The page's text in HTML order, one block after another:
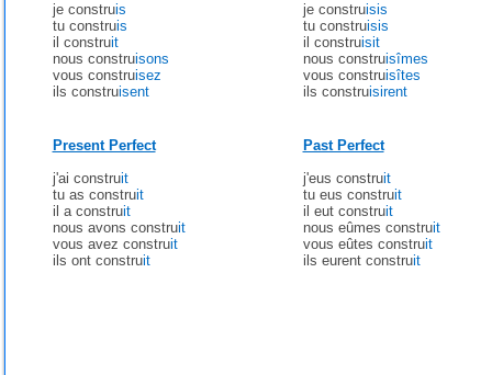
je construis
tu construis
il construit
nous construisons
vous construisez
ils construisent
je construisis
tu construisis
il construisit
nous construisîmes
vous construisîtes
ils construisirent
Present Perfect
j'ai construit
tu as construit
il a construit
nous avons construit
vous avez construit
ils ont construit
Past Perfect
j'eus construit
tu eus construit
il eut construit
nous eûmes construit
vous eûtes construit
ils eurent construit